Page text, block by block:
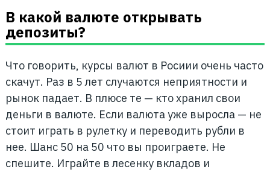
В какой валюте открывать
депозиты?
Что говорить, курсы валют в Росиии очень часто
скачут. Раз в 5 лет случаются неприятности и
рынок падает. В плюсе те — кто хранил свои
деньги в валюте. Если валюта уже выросла — не
стоит играть в рулетку и переводить рубли в
нее. Шанс 50 на 50 что вы проиграете. Не
спешите. Играйте в лесенку вкладов и